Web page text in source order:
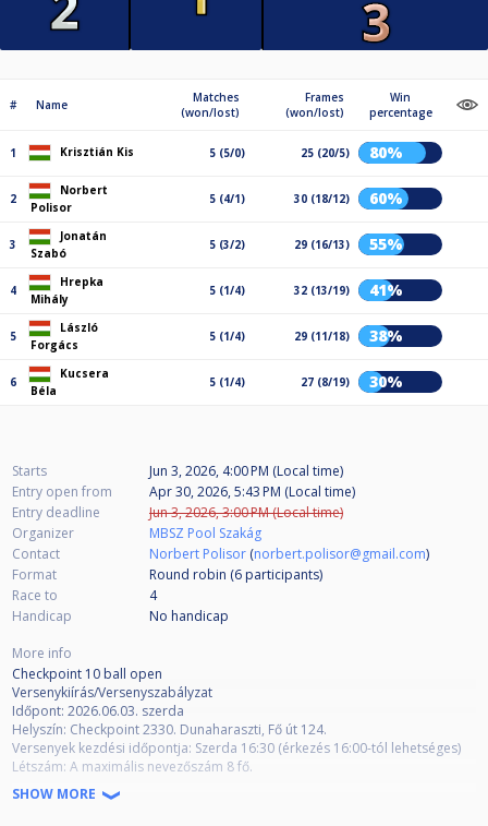
# Name
Matches
(won/lost)
Frames
(won/lost)
Win
percentage
1 Krisztián Kis 5 (5/0) 25 (20/5) 80%
2
Norbert
Polisor
5 (4/1) 30 (18/12) 60%
3
Jonatán
Szabó
5 (3/2) 29 (16/13) 55%
4
Hrepka
Mihály
5 (1/4) 32 (13/19) 41%
5
László
Forgács
5 (1/4) 29 (11/18) 38%
6
Kucsera
Béla
5 (1/4) 27 (8/19) 30%
Starts
Jun 3, 2026, 4:00 PM (Local time)
Entry open from
Apr 30, 2026, 5:43 PM (Local time)
Entry deadline
Jun 3, 2026, 3:00 PM (Local time)
Organizer
MBSZ Pool Szakág
Contact
Norbert Polisor (norbert.polisor@gmail.com)
Format
Round robin (6 participants)
Race to
4
Handicap
No handicap
More info
Checkpoint 10 ball open
Versenykiírás/Versenyszabályzat
Időpont: 2026.06.03. szerda
Helyszín: Checkpoint 2330. Dunaharaszti, Fő út 124.
Versenyek kezdési időpontja: Szerda 16:30 (érkezés 16:00-tól lehetséges)
Létszám: A maximális nevezőszám 8 fő.
Nevezési díj: 6.000.- HUF
Nevezés feltétele: cuescore regisztráció. Nevezni a cuescore oldalon lehet,
SHOW MORE